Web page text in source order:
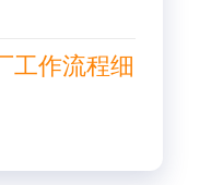
工作流程细